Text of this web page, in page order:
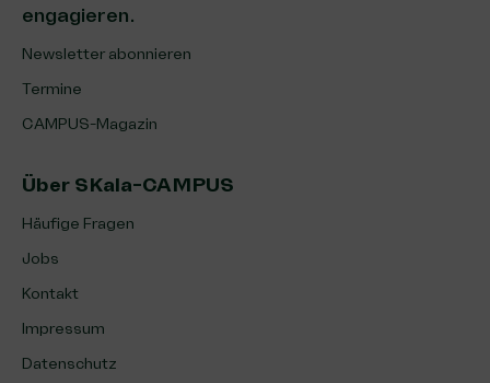
engagieren.
Newsletter abonnieren
Termine
CAMPUS-Magazin
Über SKala-CAMPUS
Häufige Fragen
Jobs
Kontakt
Impressum
Datenschutz